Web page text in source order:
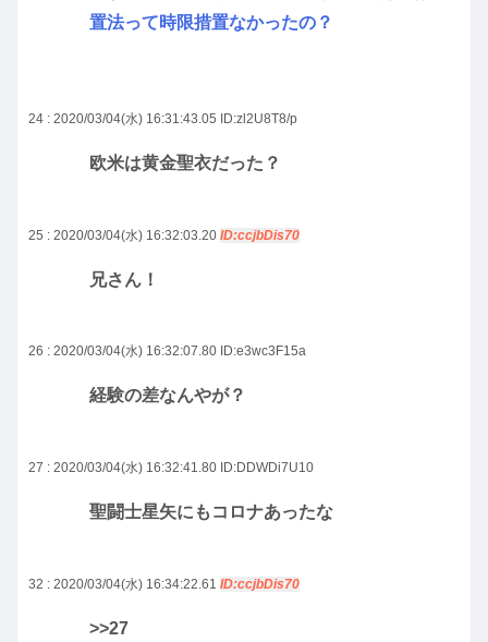
置法って時限措置なかったの？
24 : 2020/03/04(水) 16:31:43.05 ID:zl2U8T8/p
欧米は黄金聖衣だった？
25 : 2020/03/04(水) 16:32:03.20 ID:ccjbDis70
兄さん！
26 : 2020/03/04(水) 16:32:07.80 ID:e3wc3F15a
経験の差なんやが？
27 : 2020/03/04(水) 16:32:41.80 ID:DDWDi7U10
聖闘士星矢にもコロナあったな
32 : 2020/03/04(水) 16:34:22.61 ID:ccjbDis70
>>27